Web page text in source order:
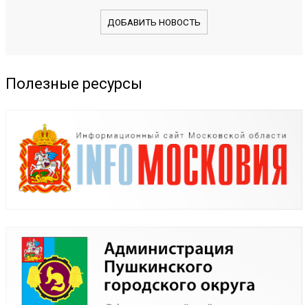
ДОБАВИТЬ НОВОСТЬ
Полезные ресурсы